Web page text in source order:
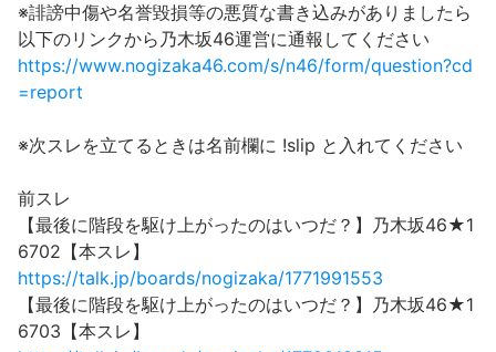
※誹謗中傷や名誉毀損等の悪質な書き込みがありましたら
以下のリンクから乃木坂46運営に通報してください
https://www.nogizaka46.com/s/n46/form/question?cd
=report
※次スレを立てるときは名前欄に !slip と入れてください
前スレ
【最後に階段を駆け上がったのはいつだ？】乃木坂46★1
6702【本スレ】
https://talk.jp/boards/nogizaka/1771991553
【最後に階段を駆け上がったのはいつだ？】乃木坂46★1
6703【本スレ】